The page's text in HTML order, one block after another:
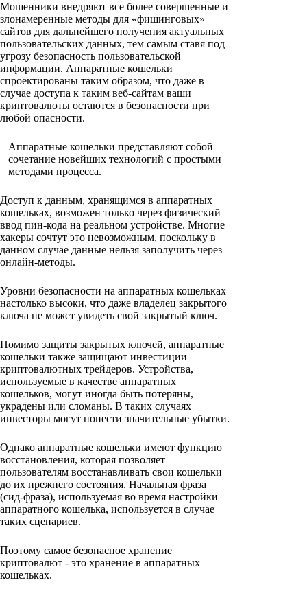
Мошенники внедряют все более совершенные и
злонамеренные методы для «фишинговых»
сайтов для дальнейшего получения актуальных
пользовательских данных, тем самым ставя под
угрозу безопасность пользовательской
информации. Аппаратные кошельки
спроектированы таким образом, что даже в
случае доступа к таким веб-сайтам ваши
криптовалюты остаются в безопасности при
любой опасности.
Аппаратные кошельки представляют собой
сочетание новейших технологий с простыми
методами процесса.
Доступ к данным, хранящимся в аппаратных
кошельках, возможен только через физический
ввод пин-кода на реальном устройстве. Многие
хакеры сочтут это невозможным, поскольку в
данном случае данные нельзя заполучить через
онлайн-методы.
Уровни безопасности на аппаратных кошельках
настолько высоки, что даже владелец закрытого
ключа не может увидеть свой закрытый ключ.
Помимо защиты закрытых ключей, аппаратные
кошельки также защищают инвестиции
криптовалютных трейдеров. Устройства,
используемые в качестве аппаратных
кошельков, могут иногда быть потеряны,
украдены или сломаны. В таких случаях
инвесторы могут понести значительные убытки.
Однако аппаратные кошельки имеют функцию
восстановления, которая позволяет
пользователям восстанавливать свои кошельки
до их прежнего состояния. Начальная фраза
(сид-фраза), используемая во время настройки
аппаратного кошелька, используется в случае
таких сценариев.
Поэтому самое безопасное хранение
криптовалют - это хранение в аппаратных
кошельках.